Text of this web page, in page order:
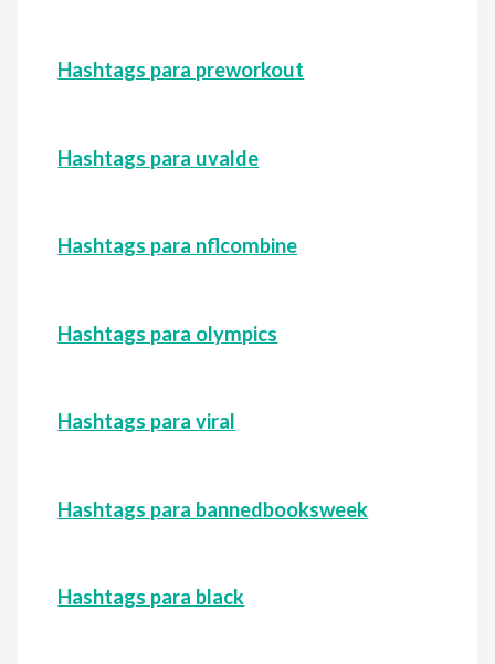
Hashtags para preworkout
Hashtags para uvalde
Hashtags para nflcombine
Hashtags para olympics
Hashtags para viral
Hashtags para bannedbooksweek
Hashtags para black